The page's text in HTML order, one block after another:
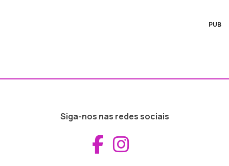
PUB
Siga-nos nas redes sociais
Aceder ao